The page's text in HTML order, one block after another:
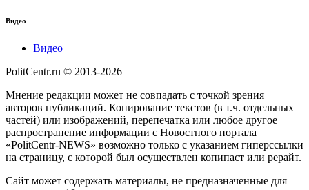
Видео
Видео
PolitCentr.ru © 2013-2026
Мнение редакции может не совпадать с точкой зрения
авторов публикаций. Копирование текстов (в т.ч. отдельных
частей) или изображений, перепечатка или любое другое
распространение информации с Новостного портала
«PolitCentr-NEWS» возможно только с указанием гиперссылки
на страницу, с которой был осуществлен копипаст или рерайт.
Сайт может содержать материалы, не предназначенные для